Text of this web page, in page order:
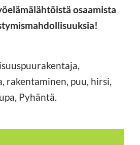
osaamista
rakentaminen, puu, hirsi,
Pyhäntä.